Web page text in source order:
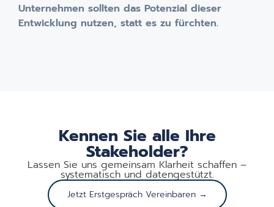
Unternehmen sollten das Potenzial dieser
Entwicklung nutzen, statt es zu fürchten.
Kennen Sie alle Ihre
Stakeholder?
Lassen Sie uns gemeinsam Klarheit schaffen –
systematisch und datengestützt.
Jetzt Erstgespräch Vereinbaren →